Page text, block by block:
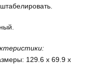
129.6 x 69.9 x